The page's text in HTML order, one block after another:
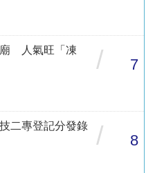
廟 人氣旺「凍
/ 7
二專登記分發錄
/ 8